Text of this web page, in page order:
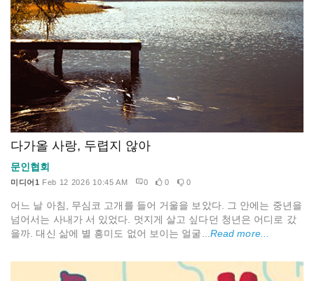
다가올 사랑, 두렵지 않아
문인협회
미디어1 Feb 12 2026 10:45 AM 0 0 0
어느 날 아침, 무심코 고개를 들어 거울을 보았다. 그 안에는 중년을
넘어서는 사내가 서 있었다. 멋지게 살고 싶다던 청년은 어디로 갔
을까. 대신 삶에 별 흥미도 없어 보이는 얼굴... Read more...